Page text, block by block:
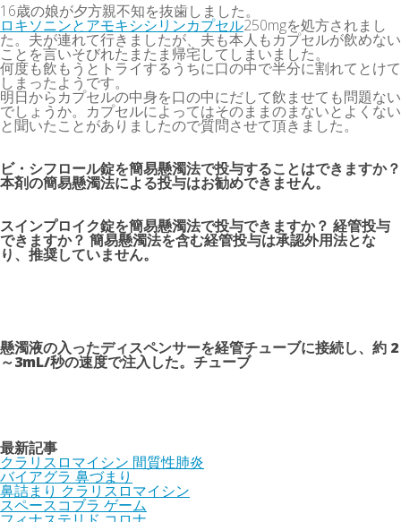
16歳の娘が夕方親不知を抜歯しました。
ロキソニンとアモキシシリンカプセル250mgを処方されまし
た。夫が連れて行きましたが、夫も本人もカプセルが飲めない
ことを言いそびれたまたま帰宅してしまいました。
何度も飲もうとトライするうちに口の中で半分に割れてとけて
しまったようです。
明日からカプセルの中身を口の中にだして飲ませても問題ない
でしょうか。カプセルによってはそのままのまないとよくない
と聞いたことがありましたので質問させて頂きました。
ビ・シフロール錠を簡易懸濁法で投与することはできますか？
本剤の簡易懸濁法による投与はお勧めできません。
スインプロイク錠を簡易懸濁法で投与できますか？ 経管投与
できますか？ 簡易懸濁法を含む経管投与は承認外用法とな
り、推奨していません。
懸濁液の入ったディスペンサーを経管チューブに接続し、約 2
～3mL/秒の速度で注入した。チューブ
最新記事
クラリスロマイシン 間質性肺炎
バイアグラ 鼻づまり
鼻詰まり クラリスロマイシン
スペースコブラ ゲーム